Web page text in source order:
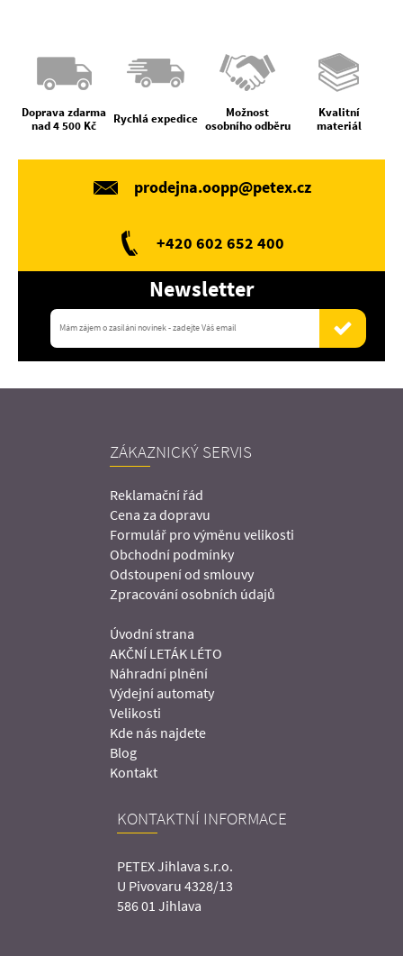
Doprava zdarma
nad 4 500 Kč
Rychlá expedice
Možnost
osobního odběru
Kvalitní
materiál
prodejna.oopp@petex.cz
+420 602 652 400
Newsletter
ZÁKAZNICKÝ SERVIS
Reklamační řád
Cena za dopravu
Formulář pro výměnu velikosti
Obchodní podmínky
Odstoupení od smlouvy
Zpracování osobních údajů
Úvodní strana
AKČNÍ LETÁK LÉTO
Náhradní plnění
Výdejní automaty
Velikosti
Kde nás najdete
Blog
Kontakt
KONTAKTNÍ INFORMACE
PETEX Jihlava s.r.o.
U Pivovaru 4328/13
586 01 Jihlava